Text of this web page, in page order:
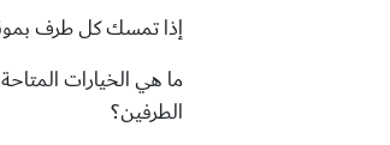
إذا تمسك كل طرف
ما هي الخيارات
الطرفين؟